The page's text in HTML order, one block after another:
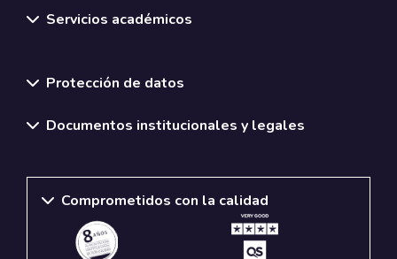
Servicios académicos
Protección de datos
Documentos institucionales y legales
Comprometidos con la calidad